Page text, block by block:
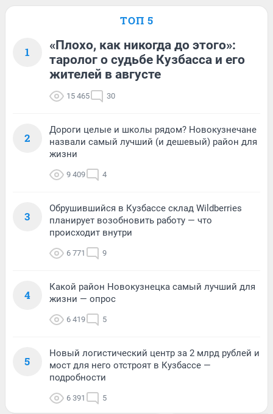
ТОП 5
1
«Плохо, как никогда до этого»:
таролог о судьбе Кузбасса и его
жителей в августе
15 465 30
2
Дороги целые и школы рядом? Новокузнечане
назвали самый лучший (и дешевый) район для
жизни
9 409 4
3
Обрушившийся в Кузбассе склад Wildberries
планирует возобновить работу — что
происходит внутри
6 771 9
4
Какой район Новокузнецка самый лучший для
жизни — опрос
6 419 5
5
Новый логистический центр за 2 млрд рублей и
мост для него отстроят в Кузбассе —
подробности
6 391 5